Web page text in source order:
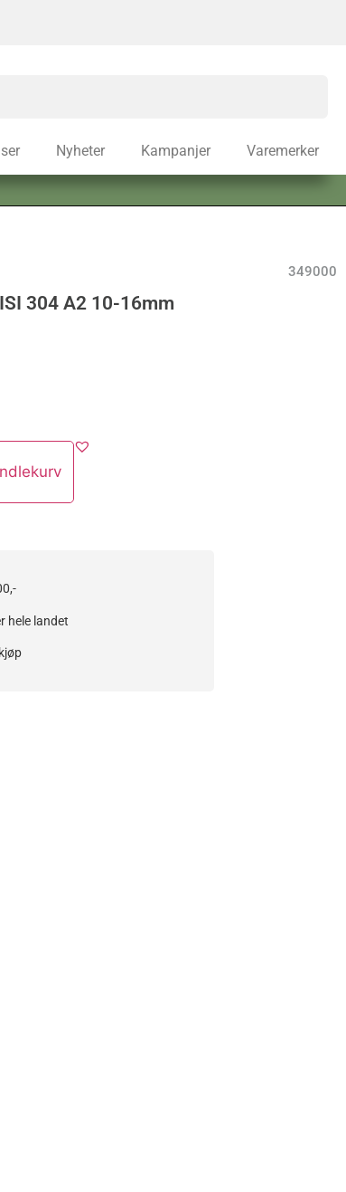
Nyheter Kampanjer Varemerker
349000
304 A2 10-16mm
hele landet